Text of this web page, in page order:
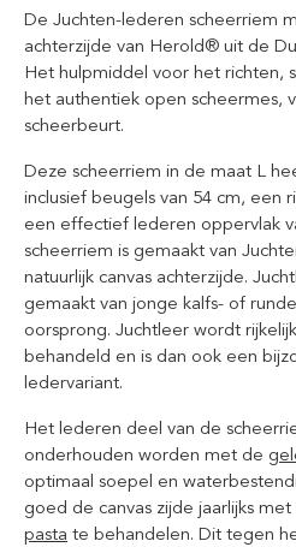
De Juchten-lederen scheerriem
achterzijde van Herold® uit de
Het hulpmiddel voor het richten,
het authentiek open scheermes,
scheerbeurt.
Deze scheerriem in de maat L
inclusief beugels van 54 cm, een
een effectief lederen oppervlak
scheerriem is gemaakt van
natuurlijk canvas achterzijde.
gemaakt van jonge kalfs- of
oorsprong. Juchtleer wordt
behandeld en is dan ook een
ledervariant.
Het lederen deel van de
onderhouden worden met de
optimaal soepel en
goed de canvas zijde jaarlijks met
pasta te behandelen. Dit tegen